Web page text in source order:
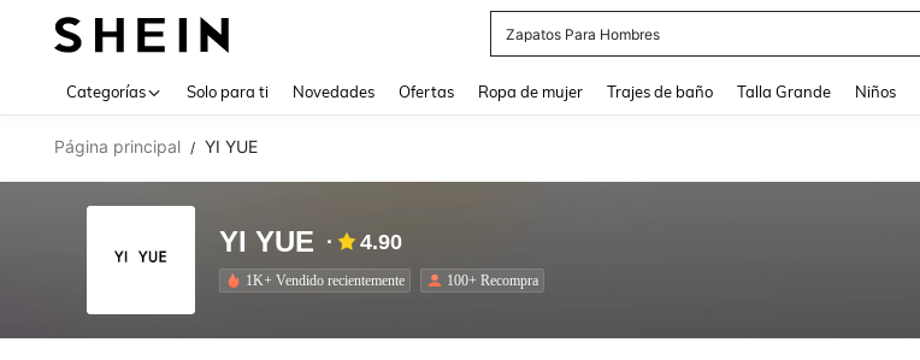
Zapatos Blancos
Categorías Solo para ti Novedades Ofertas Ropa de mujer Trajes de baño Talla Grande Niños
Página principal / YI YUE
YI YUE 4.90
1K+ Vendido recientemente 100+ Recompra